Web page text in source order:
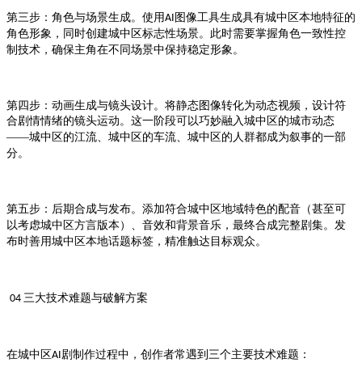
第三步：角色与场景生成。使用AI 图像工具生成具有城中区本地特征的
角色形象，同时创建城中区标志性场景。此时需要掌握角色一致性控
制技术，确保主角在不同场景中保持稳定形象。
第四步：动画生成与镜头设计。将静态图像转化为动态视频，设计符
合剧情情绪的镜头运动。这一阶段可以巧妙融入 城中区 的城市动态
——城中区 的江流、 城中区 的车流、 城中区 的人群都成为叙事的一部
分。
第五步：后期合成与发布。添加符合城中区地域特色的配音（甚至可
以考虑城中区方言版本）、音效和背景音乐，最终合成完整剧集。发
布时善用城中区本地话题标签，精准触达目标观众。
04 三大技术难题与破解方案
在城中区AI 剧制作过程中，创作者常遇到三个主要技术难题：